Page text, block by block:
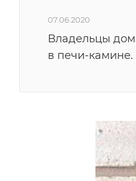
07.06.2020
Владельцы
в печи-